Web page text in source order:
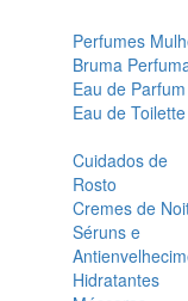
Perfumes
Bruma
Eau de Parfum
Eau de Toilette
Cuidados de
Rosto
Cremes de
Séruns e
Hidratantes